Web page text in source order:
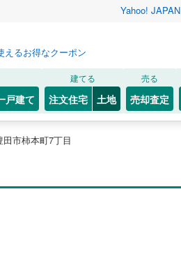
Yahoo! JAPAN
えるお得なクーポン
戸建て
建てる
注文住宅 土地
売る
売却査定
田市柿本町7丁目